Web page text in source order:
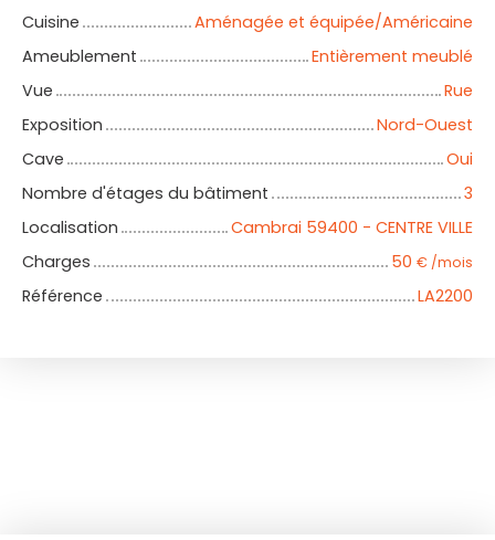
Cuisine
Aménagée et équipée/Américaine
Ameublement
Entièrement meublé
Vue
Rue
Exposition
Nord-Ouest
Cave
Oui
Nombre d'étages du bâtiment
3
Localisation
Cambrai 59400 - CENTRE VILLE
Charges
50 € /mois
Référence LA2200